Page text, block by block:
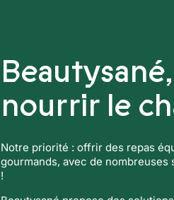
Beautysané,
nourrir le
Notre priorité : offrir des repas
gourmands, avec de
!